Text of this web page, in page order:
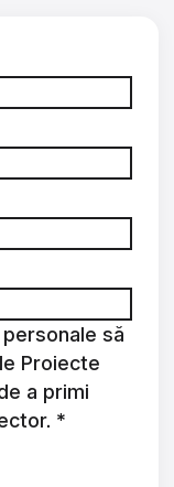
să
Proiecte
a primi
*